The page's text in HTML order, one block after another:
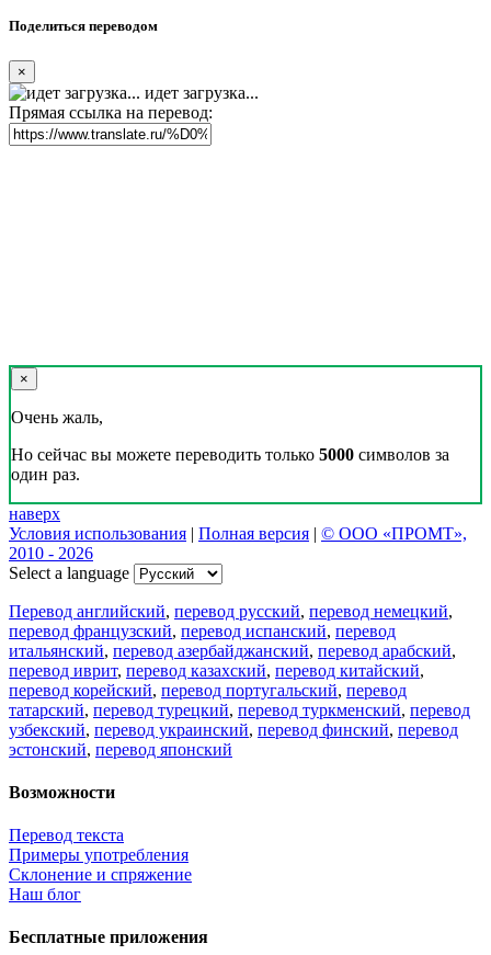
Поделиться переводом
×
идет загрузка...
Прямая ссылка на перевод:
×
Очень жаль,
Но сейчас вы можете переводить только 5000 символов за
один раз.
наверх
Условия использования | Полная версия | © ООО «ПРОМТ»,
2010 - 2026
Select a language
Перевод английский, перевод русский, перевод немецкий,
перевод французский, перевод испанский, перевод
итальянский, перевод азербайджанский, перевод арабский,
перевод иврит, перевод казахский, перевод китайский,
перевод корейский, перевод португальский, перевод
татарский, перевод турецкий, перевод туркменский, перевод
узбекский, перевод украинский, перевод финский, перевод
эстонский, перевод японский
Возможности
Перевод текста
Примеры употребления
Склонение и спряжение
Наш блог
Бесплатные приложения